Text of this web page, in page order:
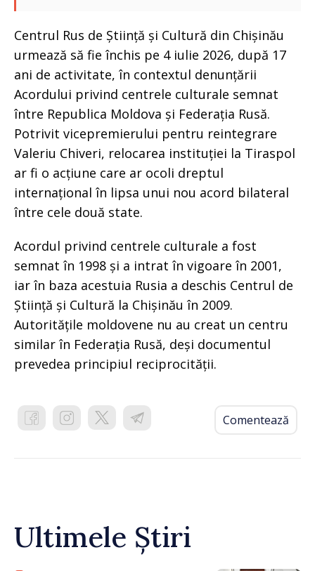
Centrul Rus de Știință și Cultură din Chișinău
urmează să fie închis pe 4 iulie 2026, după 17
ani de activitate, în contextul denunțării
Acordului privind centrele culturale semnat
între Republica Moldova și Federația Rusă.
Potrivit vicepremierului pentru reintegrare
Valeriu Chiveri, relocarea instituției la Tiraspol
ar fi o acțiune care ar ocoli dreptul
internațional în lipsa unui nou acord bilateral
între cele două state.
Acordul privind centrele culturale a fost
semnat în 1998 și a intrat în vigoare în 2001,
iar în baza acestuia Rusia a deschis Centrul de
Știință și Cultură la Chișinău în 2009.
Autoritățile moldovene nu au creat un centru
similar în Federația Rusă, deși documentul
prevedea principiul reciprocității.
Comentează
Ultimele Știri